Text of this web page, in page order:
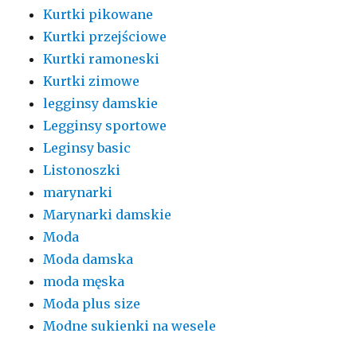
Kurtki pikowane
Kurtki przejściowe
Kurtki ramoneski
Kurtki zimowe
legginsy damskie
Legginsy sportowe
Leginsy basic
Listonoszki
marynarki
Marynarki damskie
Moda
Moda damska
moda męska
Moda plus size
Modne sukienki na wesele